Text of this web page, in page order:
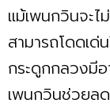
แม้เพนกวินจะ
สามารถโดดเ
กระดูกกลวงมี
เพนกวินช่วยล